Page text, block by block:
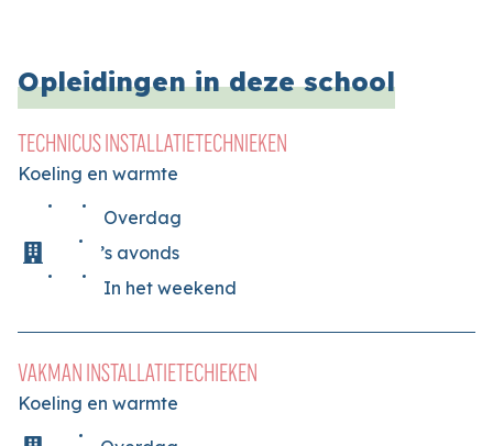
Opleidingen in deze school
TECHNICUS INSTALLATIETECHNIEKEN
Koeling en warmte
Overdag
’s avonds
In het weekend
VAKMAN INSTALLATIETECHIEKEN
Koeling en warmte